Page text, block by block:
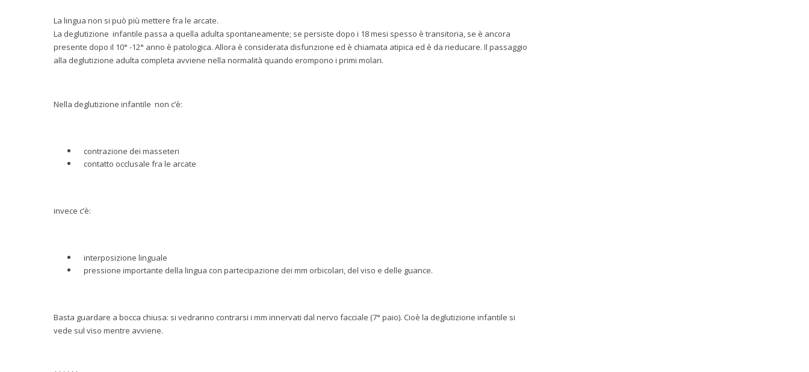
La lingua non si può più mettere fra le arcate.
La deglutizione infantile passa a quella adulta spontaneamente; se persiste dopo i 18 mesi spesso è transitoria, se è ancora
presente dopo il 10° -12° anno è patologica. Allora è considerata disfunzione ed è chiamata atipica ed è da rieducare. Il passaggio
alla deglutizione adulta completa avviene nella normalità quando erompono i primi molari.
Nella deglutizione infantile non c’è:
contrazione dei masseteri
contatto occlusale fra le arcate
invece c’è:
interposizione linguale
pressione importante della lingua con partecipazione dei mm orbicolari, del viso e delle guance.
Basta guardare a bocca chiusa: si vedranno contrarsi i mm innervati dal nervo facciale (7° paio). Cioè la deglutizione infantile si
vede sul viso mentre avviene.